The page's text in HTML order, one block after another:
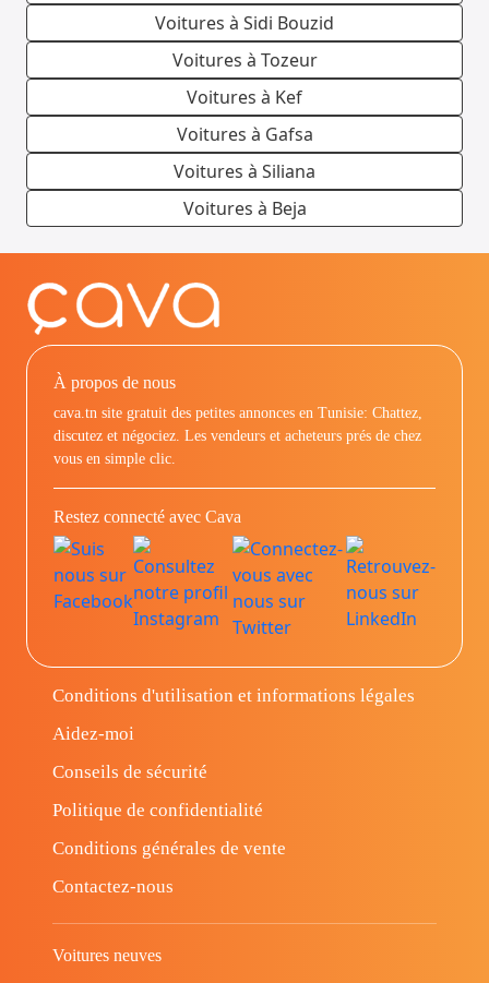
Voitures à Sidi Bouzid
Voitures à Tozeur
Voitures à Kef
Voitures à Gafsa
Voitures à Siliana
Voitures à Beja
À propos de nous
cava.tn site gratuit des petites annonces en Tunisie: Chattez,
discutez et négociez. Les vendeurs et acheteurs prés de chez
vous en simple clic.
Restez connecté avec Cava
Conditions d'utilisation et informations légales
Aidez-moi
Conseils de sécurité
Politique de confidentialité
Conditions générales de vente
Contactez-nous
Voitures neuves